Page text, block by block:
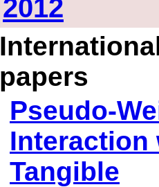
2012
papers
Pseudo-
Interaction
Tangible